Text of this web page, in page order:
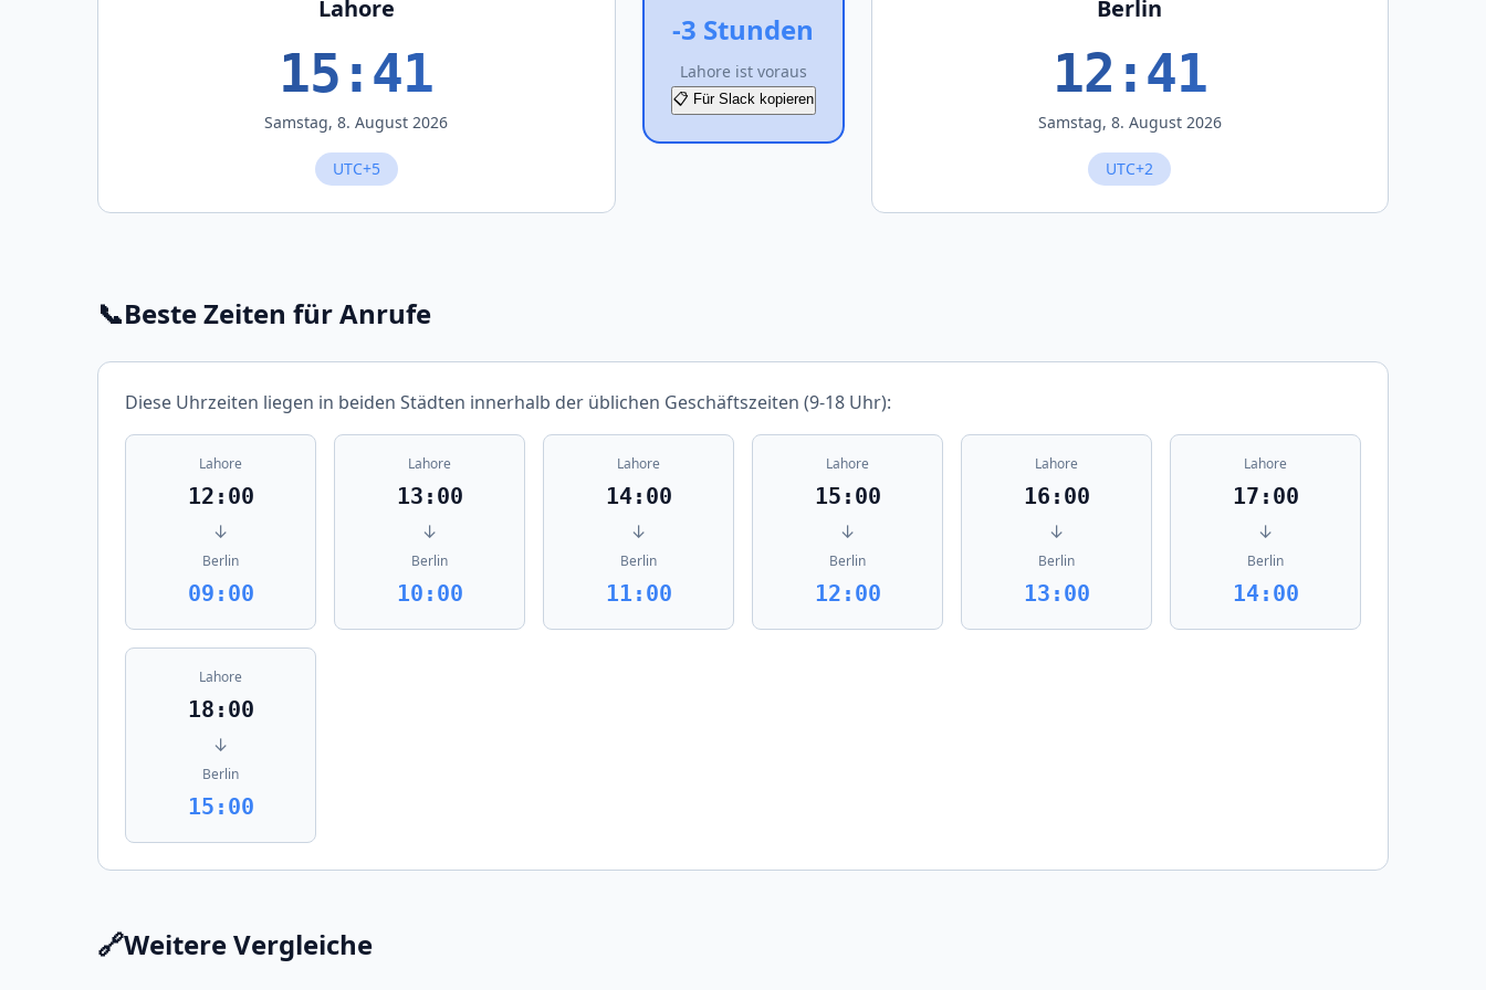
Lahore
15:41
Samstag, 8. August 2026
UTC+5
-3 Stunden
Lahore ist voraus
📋 Für Slack kopieren
Berlin
12:41
Samstag, 8. August 2026
UTC+2
📞Beste Zeiten für Anrufe
Diese Uhrzeiten liegen in beiden Städten innerhalb der üblichen Geschäftszeiten (9-18 Uhr):
Lahore
12:00
↓
Berlin
09:00
Lahore
13:00
↓
Berlin
10:00
Lahore
14:00
↓
Berlin
11:00
Lahore
15:00
↓
Berlin
12:00
Lahore
16:00
↓
Berlin
13:00
Lahore
17:00
↓
Berlin
14:00
Lahore
18:00
↓
Berlin
15:00
🔗Weitere Vergleiche